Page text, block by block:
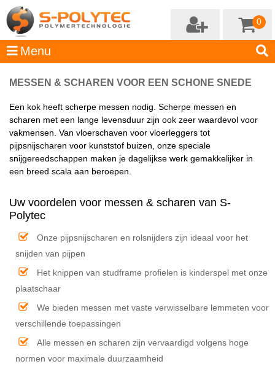
0
MESSEN & SCHAREN VOOR EEN SCHONE SNEDE
Een kok heeft scherpe messen nodig. Scherpe messen en
scharen met een lange levensduur zijn ook zeer waardevol voor
vakmensen. Van vloerschaven voor vloerleggers tot
pijpsnijscharen voor kunststof buizen, onze speciale
snijgereedschappen maken je dagelijkse werk gemakkelijker in
een breed scala aan beroepen.
Uw voordelen voor messen & scharen van S-
Polytec
Onze pijpsnijscharen en rolsnijders zijn ideaal voor het
snijden van pijpen
Het knippen van studframe profielen is kinderspel met onze
plaatschaar
We bieden messen met vaste verwisselbare lemmeten voor
verschillende toepassingen
Alle messen en scharen zijn vervaardigd volgens hoge
normen voor maximale duurzaamheid